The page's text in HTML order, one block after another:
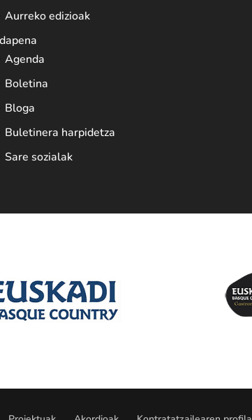
Aurreko edizioak
Agenda
Boletina
Bloga
Buletinera harpidetza
Sare sozialak